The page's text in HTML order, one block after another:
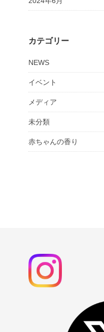
カテゴリー
NEWS
イベント
メディア
未分類
赤ちゃんの香り